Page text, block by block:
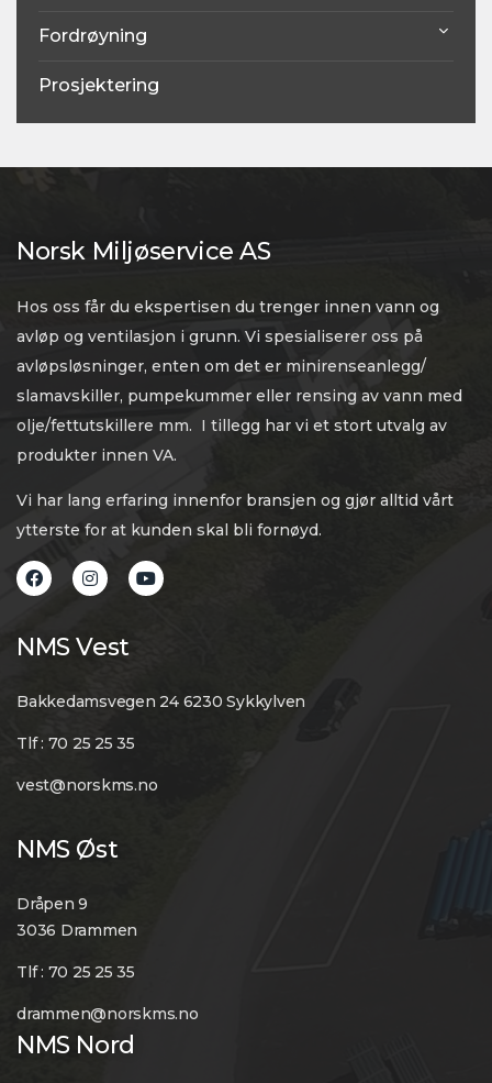
Fordrøyning
Prosjektering
Norsk Miljøservice AS
Hos oss får du ekspertisen du trenger innen vann og
avløp og ventilasjon i grunn. Vi spesialiserer oss på
avløpsløsninger, enten om det er minirenseanlegg/
slamavskiller, pumpekummer eller rensing av vann med
olje/fettutskillere mm. I tillegg har vi et stort utvalg av
produkter innen VA.
Vi har lang erfaring innenfor bransjen og gjør alltid vårt
ytterste for at kunden skal bli fornøyd.
NMS Vest
Bakkedamsvegen 24 6230 Sykkylven
Tlf : 70 25 25 35
vest@norskms.no
NMS Øst
Dråpen 9
3036 Drammen
Tlf : 70 25 25 35
drammen@norskms.no
NMS Nord